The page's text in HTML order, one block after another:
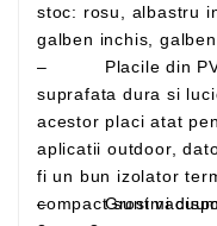
stoc: rosu, albastru inchis, albastru deschis, negru,
– Placile din PVC compact industrial au
suprafata dura si
acestor placi atat
aplicatii outdoor,
fi un bun izolator termic si fonic. Placile din PVC
– Grosimi